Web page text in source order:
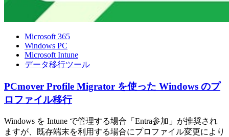
Microsoft 365
Windows PC
Microsoft Intune
データ移行ツール
PCmover Profile Migrator を使った Windows のプ
ロファイル移行
Windows を Intune で管理する場合「Entra参加」が推奨され
ますが、既存端末を利用する場合にプロファイル変更により